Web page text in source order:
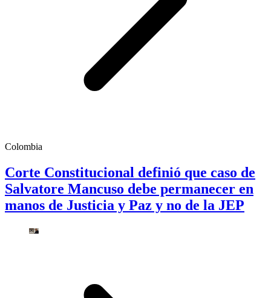
Colombia
Corte Constitucional definió que caso de
Salvatore Mancuso debe permanecer en
manos de Justicia y Paz y no de la JEP